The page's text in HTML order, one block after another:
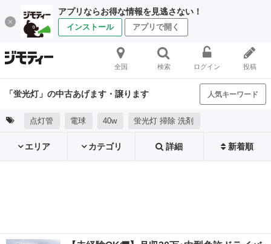
アプリならお得な情報を見逃さない！
インストール アプリで開く
全国 検索 ログイン 投稿
「蛍光灯」の中古あげます・譲ります 人気キーワード
点灯管 電球 40w 蛍光灯 掃除 洗剤
エリア カテゴリ 詳細 新着順